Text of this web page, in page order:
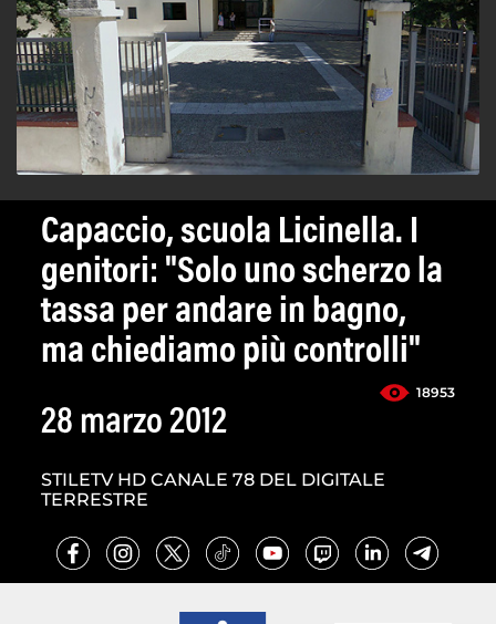
Capaccio, scuola Licinella. I
genitori: "Solo uno scherzo la
tassa per andare in bagno,
ma chiediamo più controlli"
18953
28 marzo 2012
STILETV HD CANALE 78 DEL DIGITALE
TERRESTRE